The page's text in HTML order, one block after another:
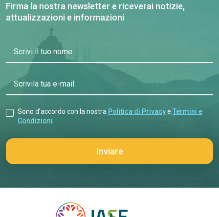
Firma la nostra newsletter e riceverai notizie,
attualizzazioni e informazioni
Scrivi il tuo nome
Scrivila tua e-mail
Sono d’accordo con la nostra Politica di Privacye Termini e
Condizioni